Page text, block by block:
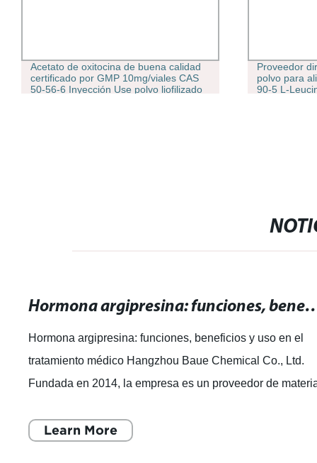
Acetato de oxitocina de buena calidad
certificado por GMP 10mg/viales CAS
50-56-6 Inyección Use polvo liofilizado
Proveedor
polvo para
90-5 L-
Hormona argipresina: funciones,
Hormona argipresina: funciones, beneficios y uso en el
tratamiento médico Hangzhou Baue Chemical Co., Ltd.
Fundada en 2014, la empresa es un proveedor de
Learn More